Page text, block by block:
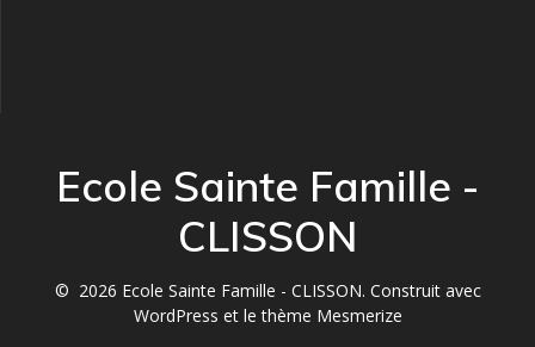
Ecole Sainte Famille -
CLISSON
© 2026 Ecole Sainte Famille - CLISSON. Construit avec
WordPress et lethème Mesmerize